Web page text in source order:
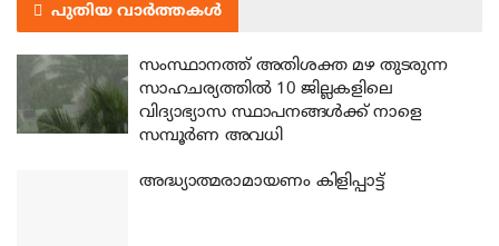
പുതിയ വാർത്തകൾ
സംസ്ഥാനത്ത് അതിശക്ത മഴ തുടരുന്ന
സാഹചര്യത്തിൽ 10 ജില്ലകളിലെ
വിദ്യാഭ്യാസ സ്ഥാപനങ്ങൾക്ക് നാളെ
സമ്പൂർണ അവധി
അദ്ധ്യാത്മരാമായണം കിളിപ്പാട്ട്